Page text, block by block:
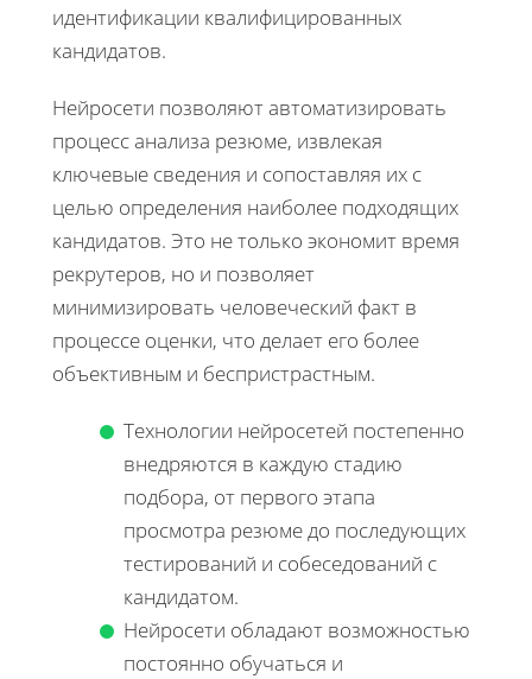
идентификации квалифицированных
кандидатов.
Нейросети позволяют автоматизировать
процесс анализа резюме, извлекая
ключевые сведения и сопоставляя их с
целью определения наиболее подходящих
кандидатов. Это не только экономит время
рекрутеров, но и позволяет
минимизировать человеческий факт в
процессе оценки, что делает его более
объективным и беспристрастным.
Технологии нейросетей постепенно
внедряются в каждую стадию
подбора, от первого этапа
просмотра резюме до последующих
тестирований и собеседований с
кандидатом.
Нейросети обладают возможностью
постоянно обучаться и